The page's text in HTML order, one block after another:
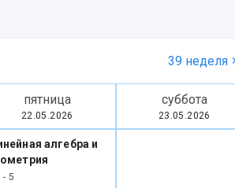
39 неделя
пятница
22.05.2026
суббота
23.05.2026
алгебра и
- 5